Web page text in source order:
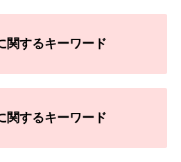
関するキーワード
関するキーワード